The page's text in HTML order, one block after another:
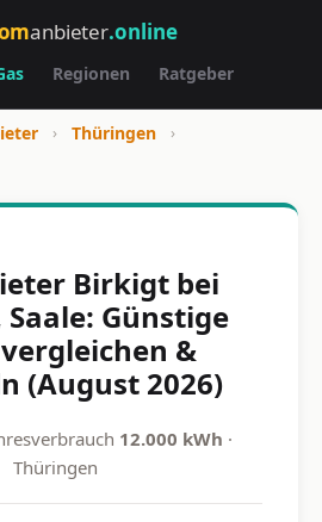
anbieter.online
Regionen Ratgeber
› Thüringen
›
Birkigt bei
Saale: Günstige
&
(August 2026)
12.000 kWh ·
Thüringen